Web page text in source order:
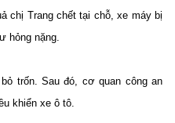
chị Trang chết tại chỗ, xe máy bị
hỏng nặng.
trốn. Sau đó, cơ quan công an
khiển xe ô tô.